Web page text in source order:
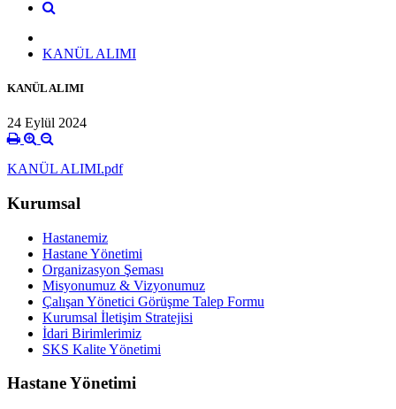
KANÜL ALIMI
KANÜL ALIMI
24 Eylül 2024
KANÜL ALIMI.pdf
Kurumsal
Hastanemiz
Hastane Yönetimi
Organizasyon Şeması
Misyonumuz & Vizyonumuz
Çalışan Yönetici Görüşme Talep Formu
Kurumsal İletişim Stratejisi
İdari Birimlerimiz
SKS Kalite Yönetimi
Hastane Yönetimi